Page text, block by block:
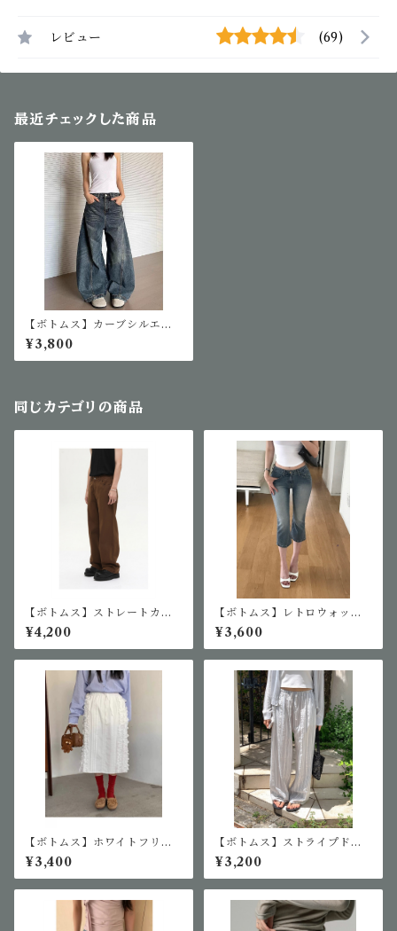
レビュー (69)
最近チェックした商品
【ボトムス】カーブシルエッ
トデニム
¥3,800
同じカテゴリの商品
【ボトムス】ストレートカジ
ュアルパンツ
¥4,200
【ボトムス】レトロウォッシ
ュデニムカプリパンツ
¥3,600
【ボトムス】ホワイトフリル
スカート
¥3,400
【ボトムス】ストライプドロ
ーストリングワイドパンツ
¥3,200